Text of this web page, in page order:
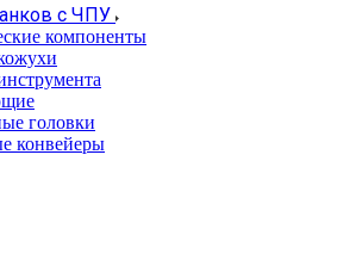
с ЧПУ
компоненты
головки
конвейеры